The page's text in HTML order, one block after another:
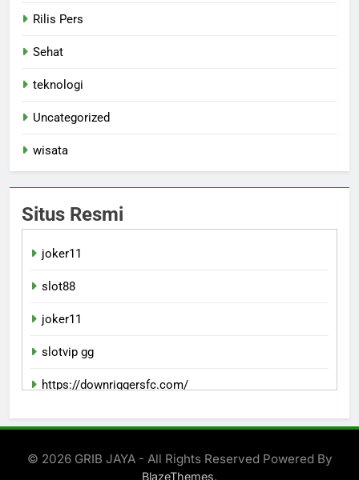
Rilis Pers
Sehat
teknologi
Uncategorized
wisata
Situs Resmi
joker11
slot88
joker11
slotvip gg
https://downriggersfc.com/
bento11 login
© 2026 GRIB JAYA - All Rights Reserved Powered By
BlazeThemes.